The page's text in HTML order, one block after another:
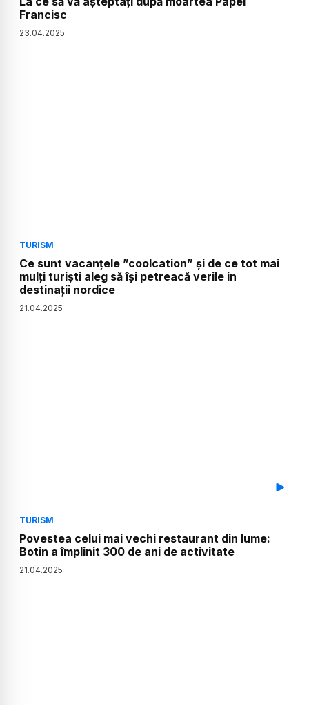
Francisc
23.04.2025
TURISM
Ce sunt vacanțele ”coolcation” și de ce tot mai
mulți turiști aleg să își petreacă verile in
destinații nordice
21.04.2025
TURISM
Povestea celui mai vechi restaurant din lume:
Botin a împlinit 300 de ani de activitate
21.04.2025